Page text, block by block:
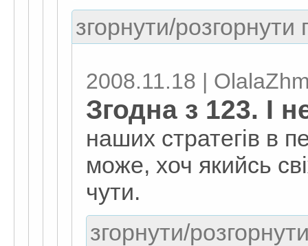
згорнути/розгорнути
2008.11.18 |
Згодна з 123. І
наших стратегів в
може, хоч якийсь
чути.
згорнути/